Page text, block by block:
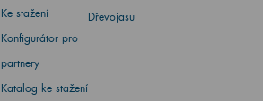
Ke stažení
Konfigurátor pro
partnery
Katalog ke stažení
Dřevojasu